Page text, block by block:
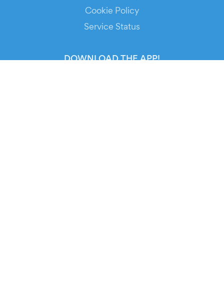
Cookie Policy
Service Status
DOWNLOAD THE APP!